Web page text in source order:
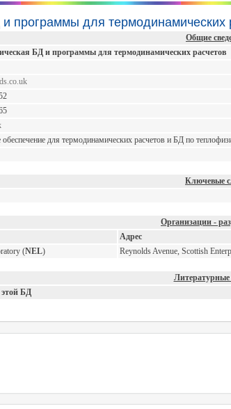
программы для термодинамических
Общие
БД и программы для термодинамических расчетов
для термодинамических расчетов и БД по
Ключевые
Организации -
Адрес
(NEL) Reynolds Avenue, Scottish
БД